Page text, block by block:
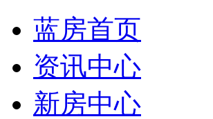
蓝房首页
资讯中心
新房中心